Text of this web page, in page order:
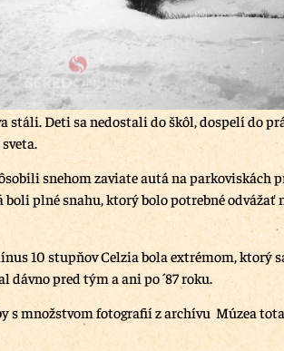
stáli. Deti sa nedostali do škôl, dospelí do
snehom zaviate autá na parkoviskách
plné snahu, ktorý bolo potrebné odvážať
10 stupňov Celzia bola extrémom, ktorý
pred tým a ani po ´87 roku.
s množstvom fotografií z archívu Múzea